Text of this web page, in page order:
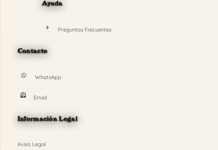
Ayuda
Preguntas Frecuentes
Contacto
WhatsApp
Email
Información Legal
Aviso Legal